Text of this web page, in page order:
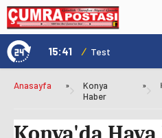
15:02 / Test Title
Anasayfa »
Konya
Haber
»